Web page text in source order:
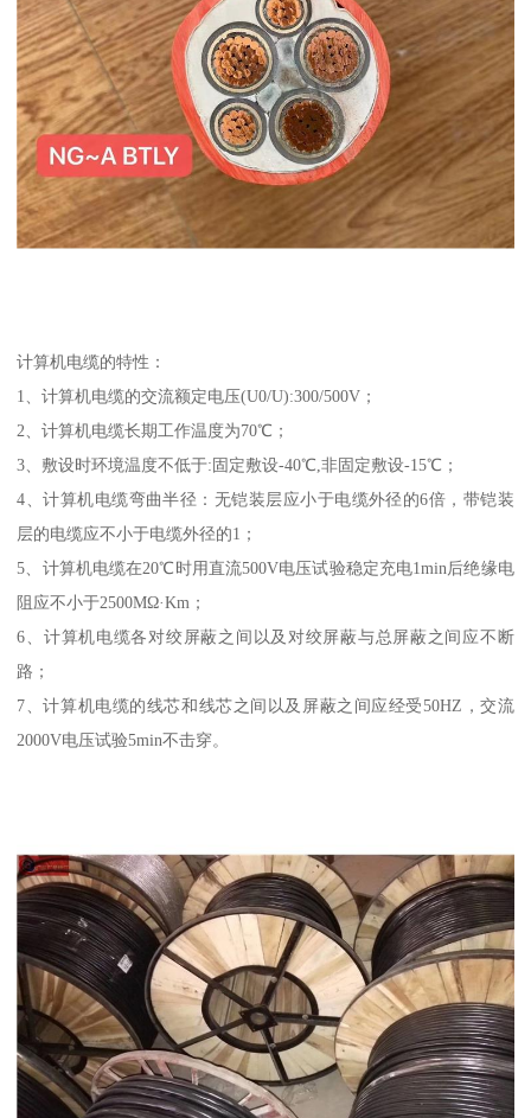
计算机电缆的特性：
1、计算机电缆的交流额定电压(U0/U):300/500V；
2、计算机电缆长期工作温度为70℃；
3、敷设时环境温度不低于:固定敷设-40℃,非固定敷设-15℃；
4、计算机电缆弯曲半径：无铠装层应小于电缆外径的6倍，带铠装
层的电缆应不小于电缆外径的1；
5、计算机电缆在20℃时用直流500V电压试验稳定充电1min后绝缘电
阻应不小于2500MΩ·Km；
6、计算机电缆各对绞屏蔽之间以及对绞屏蔽与总屏蔽之间应不断
路；
7、计算机电缆的线芯和线芯之间以及屏蔽之间应经受50HZ，交流
2000V电压试验5min不击穿。